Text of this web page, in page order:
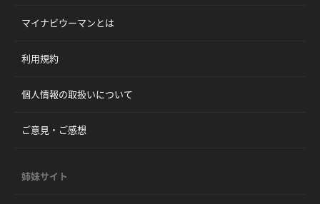
マイナビウーマンとは
利用規約
個人情報の取扱いについて
ご意見・ご感想
姉妹サイト